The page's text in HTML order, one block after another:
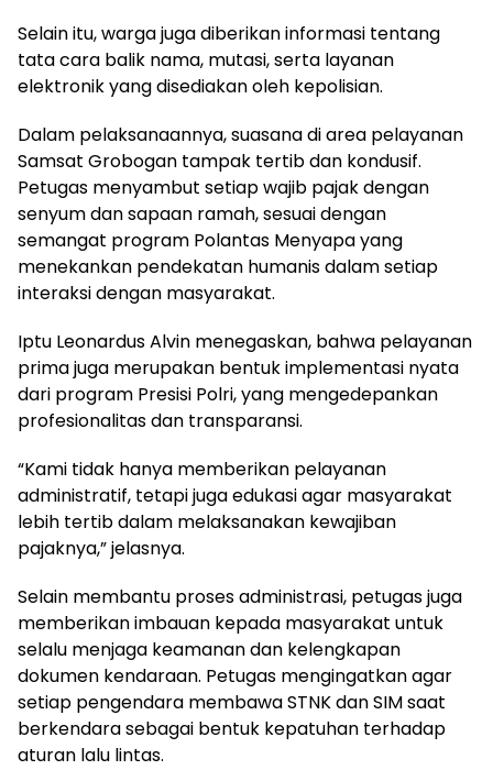
Selain itu, warga juga diberikan informasi tentang
tata cara balik nama, mutasi, serta layanan
elektronik yang disediakan oleh kepolisian.
Dalam pelaksanaannya, suasana di area pelayanan
Samsat Grobogan tampak tertib dan kondusif.
Petugas menyambut setiap wajib pajak dengan
senyum dan sapaan ramah, sesuai dengan
semangat program Polantas Menyapa yang
menekankan pendekatan humanis dalam setiap
interaksi dengan masyarakat.
Iptu Leonardus Alvin menegaskan, bahwa pelayanan
prima juga merupakan bentuk implementasi nyata
dari program Presisi Polri, yang mengedepankan
profesionalitas dan transparansi.
“Kami tidak hanya memberikan pelayanan
administratif, tetapi juga edukasi agar masyarakat
lebih tertib dalam melaksanakan kewajiban
pajaknya,” jelasnya.
Selain membantu proses administrasi, petugas juga
memberikan imbauan kepada masyarakat untuk
selalu menjaga keamanan dan kelengkapan
dokumen kendaraan. Petugas mengingatkan agar
setiap pengendara membawa STNK dan SIM saat
berkendara sebagai bentuk kepatuhan terhadap
aturan lalu lintas.